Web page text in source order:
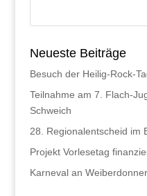
Neueste Beiträge
Besuch der Heilig-Rock-
Teilnahme am 7. Flach-
Schweich
28. Regionalentscheid im
Projekt Vorlesetag
Karneval an